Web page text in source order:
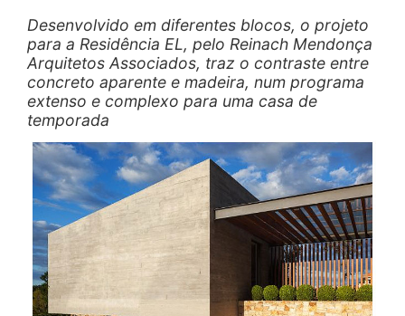
Desenvolvido em diferentes blocos, o projeto
para a Residência EL, pelo Reinach Mendonça
Arquitetos Associados, traz o contraste entre
concreto aparente e madeira, num programa
extenso e complexo para uma casa de
temporada